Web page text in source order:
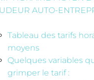
AUTO-
Tableau des tarifs
moyens
Quelques variables
grimper le tarif :